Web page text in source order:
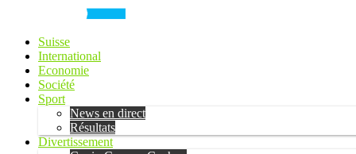
Suisse
International
Economie
Société
Sport
News en direct
Résultats
Divertissement